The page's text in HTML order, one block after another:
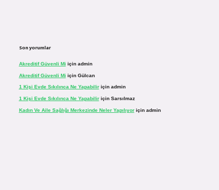
Son yorumlar
Akreditif Güvenli Mi için admin
Akreditif Güvenli Mi için Gülcan
1 Kişi Evde Sıkılınca Ne Yapabiliriçin admin
1 Kişi Evde Sıkılınca Ne Yapabiliriçin Sarsılmaz
Kadın Ve Aile Sağlığı Merkezinde Neler Yapılıyoriçin admin